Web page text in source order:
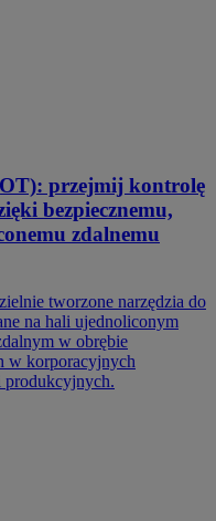
przejmij kontrolę
bezpiecznemu,
zdalnemu
tworzone narzędzia do
na hali ujednoliconym
w obrębie
w korporacyjnych
produkcyjnych.